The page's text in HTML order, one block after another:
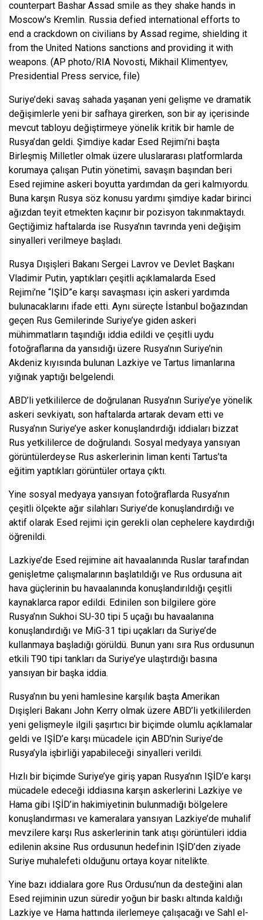
counterpart Bashar Assad smile as they shake hands in
Moscow's Kremlin. Russia defied international efforts to
end a crackdown on civilians by Assad regime, shielding it
from the United Nations sanctions and providing it with
weapons. (AP photo/RIA Novosti, Mikhail Klimentyev,
Presidential Press service, file)
Suriye’deki savaş sahada yaşanan yeni gelişme ve dramatik
değişimlerle yeni bir safhaya girerken, son bir ay içerisinde
mevcut tabloyu değiştirmeye yönelik kritik bir hamle de
Rusya’dan geldi. Şimdiye kadar Esed Rejimi’ni başta
Birleşmiş Milletler olmak üzere uluslararası platformlarda
korumaya çalışan Putin yönetimi, savaşın başından beri
Esed rejimine askeri boyutta yardımdan da geri kalmıyordu.
Buna karşın Rusya söz konusu yardımı şimdiye kadar birinci
ağızdan teyit etmekten kaçınır bir pozisyon takınmaktaydı.
Geçtiğimiz haftalarda ise Rusya’nın tavrında yeni değişim
sinyalleri verilmeye başladı.
Rusya Dışişleri Bakanı Sergei Lavrov ve Devlet Başkanı
Vladimir Putin, yaptıkları çeşitli açıklamalarda Esed
Rejimi’ne “IŞİD”e karşı savaşması için askeri yardımda
bulunacaklarını ifade etti. Aynı süreçte İstanbul boğazından
geçen Rus Gemilerinde Suriye’ye giden askeri
mühimmatların taşındığı iddia edildi ve çeşitli uydu
fotoğraflarına da yansıdığı üzere Rusya’nın Suriye’nin
Akdeniz kıyısında bulunan Lazkiye ve Tartus limanlarına
yığınak yaptığı belgelendi.
ABD’li yetkililerce de doğrulanan Rusya’nın Suriye’ye yönelik
askeri sevkiyatı, son haftalarda artarak devam etti ve
Rusya’nın Suriye’ye asker konuşlandırdığı iddiaları bizzat
Rus yetkililerce de doğrulandı. Sosyal medyaya yansıyan
görüntülerdeyse Rus askerlerinin liman kenti Tartus’ta
eğitim yaptıkları görüntüler ortaya çıktı.
Yine sosyal medyaya yansıyan fotoğraflarda Rusya’nın
çeşitli ölçekte ağır silahları Suriye’de konuşlandırdığı ve
aktif olarak Esed rejimi için gerekli olan cephelere kaydırdığı
öğrenildi.
Lazkiye’de Esed rejimine ait havaalanında Ruslar tarafından
genişletme çalışmalarının başlatıldığı ve Rus ordusuna ait
hava güçlerinin bu havaalanında konuşlandırıldığı çeşitli
kaynaklarca rapor edildi. Edinilen son bilgilere göre
Rusya’nın Sukhoi SU-30 tipi 5 uçağı bu havaalanına
konuşlandırdığı ve MiG-31 tipi uçakları da Suriye’de
kullanmaya başladığı görüldü. Bunun yanı sıra Rus ordusunun
etkili T90 tipi tankları da Suriye’ye ulaştırdığı basına
yansıyan bir başka iddia.
Rusya’nın bu yeni hamlesine karşılık başta Amerikan
Dışişleri Bakanı John Kerry olmak üzere ABD’li yetkililerden
yeni gelişmeyle ilgili şaşırtıcı bir biçimde olumlu açıklamalar
geldi ve IŞİD’e karşı mücadele için ABD’nin Suriye’de
Rusya’yla işbirliği yapabileceği sinyalleri verildi.
Hızlı bir biçimde Suriye’ye giriş yapan Rusya’nın IŞİD’e karşı
mücadele edeceği iddiasına karşın askerlerini Lazkiye ve
Hama gibi IŞİD’in hakimiyetinin bulunmadığı bölgelere
konuşlandırması ve kameralara yansıyan Lazkiye’de muhalif
mevzilere karşı Rus askerlerinin tank atışı görüntüleri iddia
edilenin aksine Rus ordusunun hedefinin IŞİD’den ziyade
Suriye muhalefeti olduğunu ortaya koyar nitelikte.
Yine bazı iddialara gore Rus Ordusu’nun da desteğini alan
Esed rejiminin uzun süredir yoğun bir baskı altında kaldığı
Lazkiye ve Hama hattında ilerlemeye çalışacağı ve Sahl el-